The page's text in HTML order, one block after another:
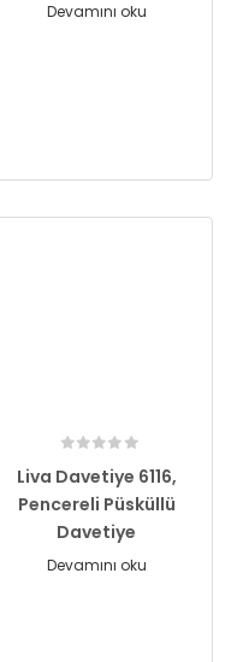
Devamını oku
Liva Davetiye 6116,
Pencereli Püsküllü
Davetiye
Devamını oku